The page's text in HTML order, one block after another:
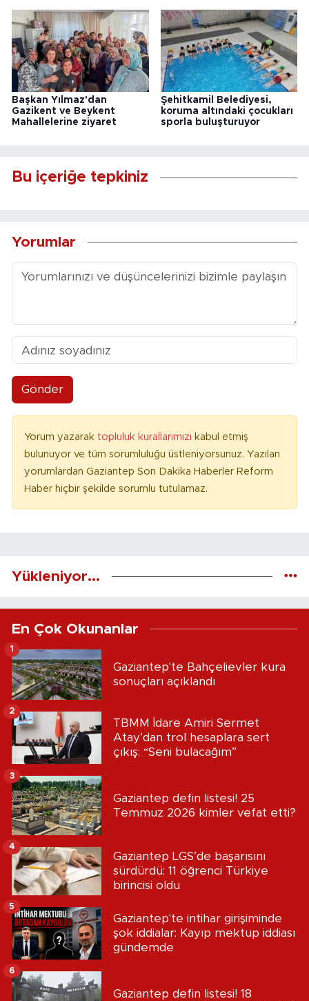
Başkan Yılmaz'dan
Gazikent ve Beykent
Mahallelerine ziyaret
Şehitkamil Belediyesi,
koruma altındaki çocukları
sporla buluşturuyor
Bu içeriğe tepkiniz
Yorumlar
Gönder
Yorum yazarak topluluk kurallarımızı kabul etmiş
bulunuyor ve tüm sorumluluğu üstleniyorsunuz. Yazılan
yorumlardan Gaziantep Son Dakika Haberler Reform
Haber hiçbir şekilde sorumlu tutulamaz.
Yükleniyor...
En Çok Okunanlar
Gaziantep'te Bahçelievler kura
sonuçları açıklandı
1
TBMM İdare Amiri Sermet
Atay’dan trol hesaplara sert
çıkış: “Seni bulacağım”
2
Gaziantep defin listesi! 25
Temmuz 2026 kimler vefat etti?
3
Gaziantep LGS’de başarısını
sürdürdü: 11 öğrenci Türkiye
birincisi oldu
4
Gaziantep'te intihar girişiminde
şok iddialar: Kayıp mektup iddiası
gündemde
5
Gaziantep defin listesi! 18
6